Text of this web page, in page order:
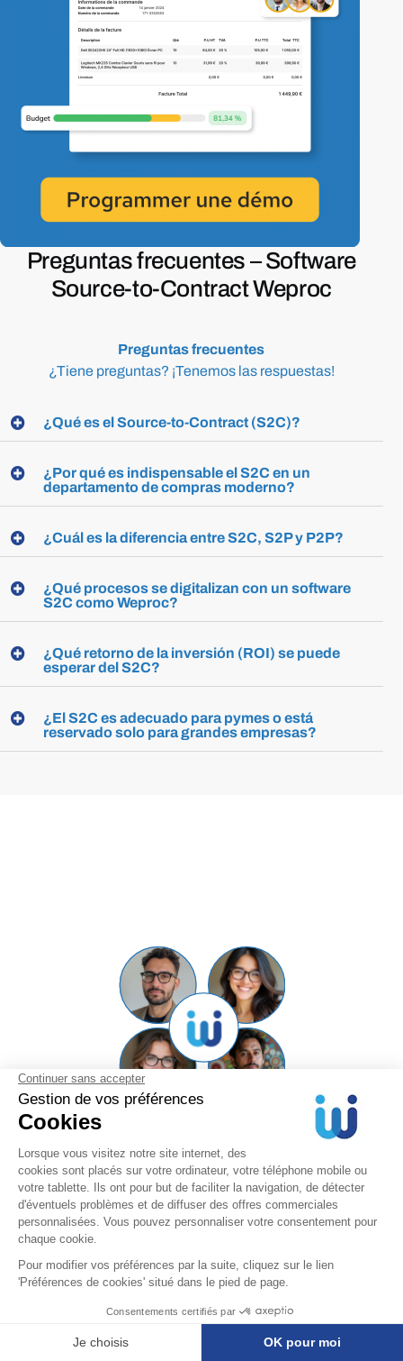
Preguntas frecuentes –Software
Source-to-ContractWeproc
Preguntasfrecuentes
¿Tiene preguntas? ¡Tenemos las respuestas!
¿Qué es el Source-to-Contract (S2C)?
¿Por qué es indispensable el S2C en un
departamento de compras moderno?
¿Cuál es la diferencia entre S2C, S2P y P2P?
¿Qué procesos se digitalizan con un software
S2C como Weproc?
¿Qué retorno de la inversión (ROI) se puede
esperar del S2C?
¿El S2C es adecuado para pymes o está
reservado solo para grandes empresas?
Simplifique sus compras con
Automatice sus procesos de adquisición,
mejore la colaboración interna y gane
eficiencia con una plataforma intuitiva
diseñada para usted.